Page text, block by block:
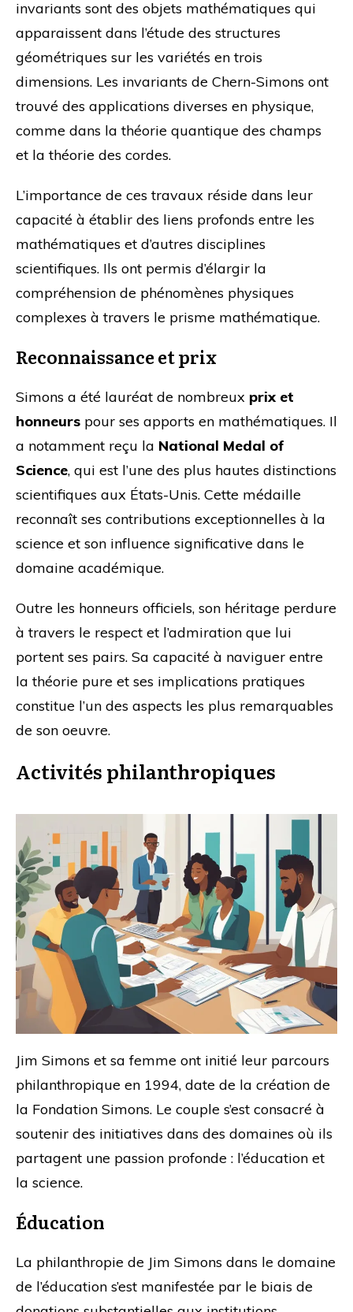
invariants sont des objets mathématiques qui
apparaissent dans l’étude des structures
géométriques sur les variétés en trois
dimensions. Les invariants de Chern-Simons ont
trouvé des applications diverses en physique,
comme dans la théorie quantique des champs
et la théorie des cordes.
L’importance de ces travaux réside dans leur
capacité à établir des liens profonds entre les
mathématiques et d’autres disciplines
scientifiques. Ils ont permis d’élargir la
compréhension de phénomènes physiques
complexes à travers le prisme mathématique.
Reconnaissance et prix
Simons a été lauréat de nombreux prix et
honneurs pour ses apports en mathématiques. Il
a notamment reçu la National Medal of
Science, qui est l’une des plus hautes distinctions
scientifiques aux États-Unis. Cette médaille
reconnaît ses contributions exceptionnelles à la
science et son influence significative dans le
domaine académique.
Outre les honneurs officiels, son héritage perdure
à travers le respect et l’admiration que lui
portent ses pairs. Sa capacité à naviguer entre
la théorie pure et ses implications pratiques
constitue l’un des aspects les plus remarquables
de son oeuvre.
Activités philanthropiques
Jim Simons et sa femme ont initié leur parcours
philanthropique en 1994, date de la création de
la Fondation Simons. Le couple s’est consacré à
soutenir des initiatives dans des domaines où ils
partagent une passion profonde : l’éducation et
la science.
Éducation
La philanthropie de Jim Simons dans le domaine
de l’éducation s’est manifestée par le biais de